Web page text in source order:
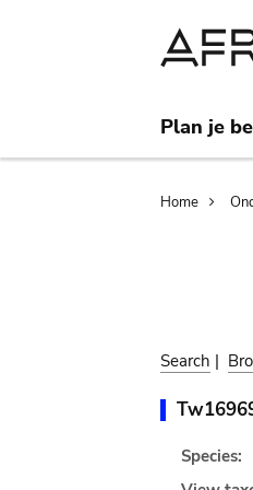
Plan je
Home
Search |
Species: